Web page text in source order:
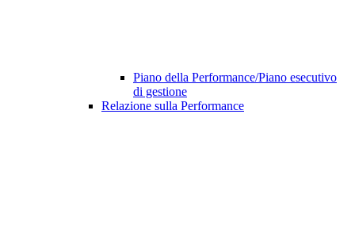
Piano della Performance/Piano esecutivo
di gestione
Relazione sulla Performance